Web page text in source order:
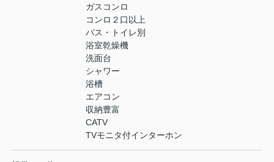
ガスコンロ
コンロ２口以上
バス・トイレ別
浴室乾燥機
洗面台
シャワー
浴槽
エアコン
収納豊富
CATV
TVモニタ付インターホン